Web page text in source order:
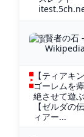
賢者の石 -
Wikipedia
【ティアキ
ゴーレムを
絶させて遊
【ゼルダの
ィアー...